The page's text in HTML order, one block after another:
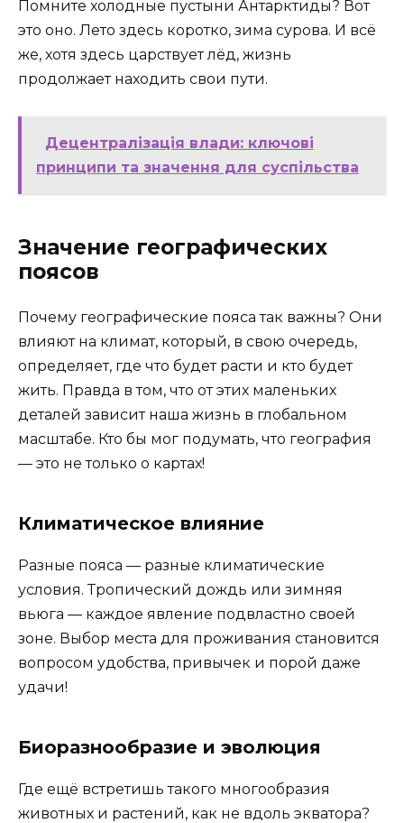
Помните холодные пустыни Антарктиды? Вот
это оно. Лето здесь коротко, зима сурова. И всё
же, хотя здесь царствует лёд, жизнь
продолжает находить свои пути.
Децентралізація влади: ключові
принципи та значення для суспільства
Значение географических
поясов
Почему географические пояса так важны? Они
влияют на климат, который, в свою очередь,
определяет, где что будет расти и кто будет
жить. Правда в том, что от этих маленьких
деталей зависит наша жизнь в глобальном
масштабе. Кто бы мог подумать, что география
— это не только о картах!
Климатическое влияние
Разные пояса — разные климатические
условия. Тропический дождь или зимняя
вьюга — каждое явление подвластно своей
зоне. Выбор места для проживания становится
вопросом удобства, привычек и порой даже
удачи!
Биоразнообразие и эволюция
Где ещё встретишь такого многообразия
животных и растений, как не вдоль экватора?